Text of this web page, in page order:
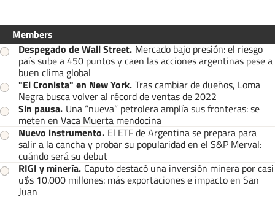
Members
Despegado de Wall Street. Mercado bajo presión: el riesgo
país sube a 450 puntos y caen las acciones argentinas pese a
buen clima global
"El Cronista" en New York. Tras cambiar de dueños, Loma
Negra busca volver al récord de ventas de 2022
Sin pausa. Una “nueva” petrolera amplía sus fronteras: se
meten en Vaca Muerta mendocina
Nuevo instrumento. El ETF de Argentina se prepara para
salir a la cancha y probar su popularidad en el S&P Merval:
cuándo será su debut
RIGI y minería. Caputo destacó una inversión minera por casi
u$s 10.000 millones: más exportaciones e impacto en San
Juan